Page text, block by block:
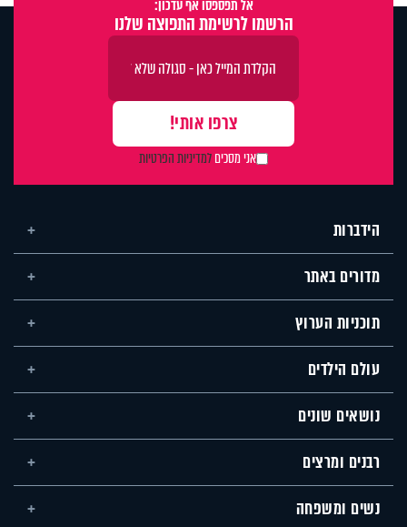
אל תפספסו אף עדכון:
הרשמו לרשימת התפוצה שלנו
אני מסכיםלמדיניות הפרטיות
הידברות
מדורים באתר
תוכניות הערוץ
עולם הילדים
נושאים שונים
רבנים ומרצים
נשים ומשפחה